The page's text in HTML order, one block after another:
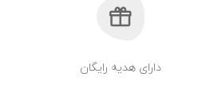
دارای هدیه رایگان